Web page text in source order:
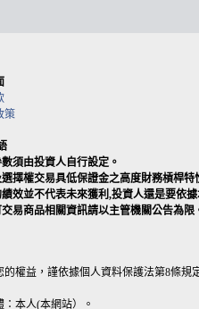
策
須由投資人自行設定。
擇權交易具低保證金之高度財務槓桿
效並不代表未來獲利,投資人還是要依
易商品相關資訊請以主管機關公告為限
的權益，謹依據個人資料保護法第8條規
：本人(本網站）。